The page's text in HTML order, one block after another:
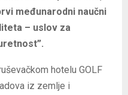
međunarodni naučni
– uslov za
hotelu GOLF
iz zemlje i